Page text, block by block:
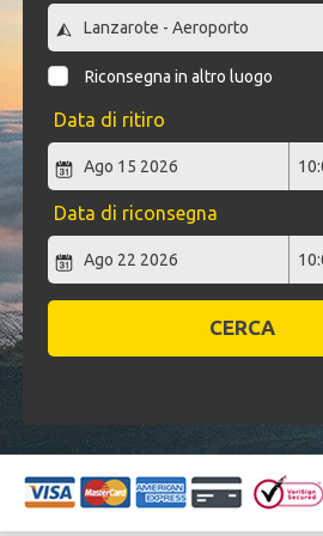
Riconsegna in altro luogo
Data di ritiro
Data di riconsegna
CERCA